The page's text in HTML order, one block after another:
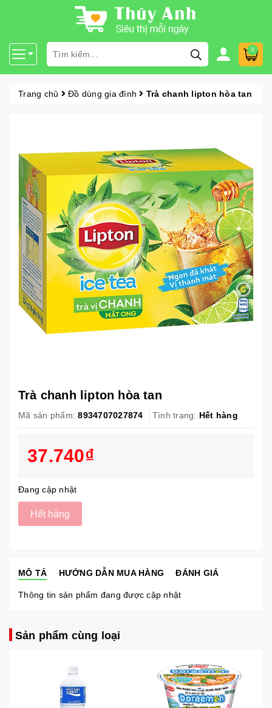
0
Trang chủ Đồ dùng gia đình Trà chanh lipton hòa tan
Trà chanh lipton hòa tan
Mã sản phẩm: 8934707027874 Tình trạng: Hết hàng
37.740₫
Đang cập nhật
Hết hàng
MÔ TẢ HƯỚNG DẪN MUA HÀNG ĐÁNH GIÁ
Thông tin sản phẩm đang được cập nhật
Sản phẩm cùng loại